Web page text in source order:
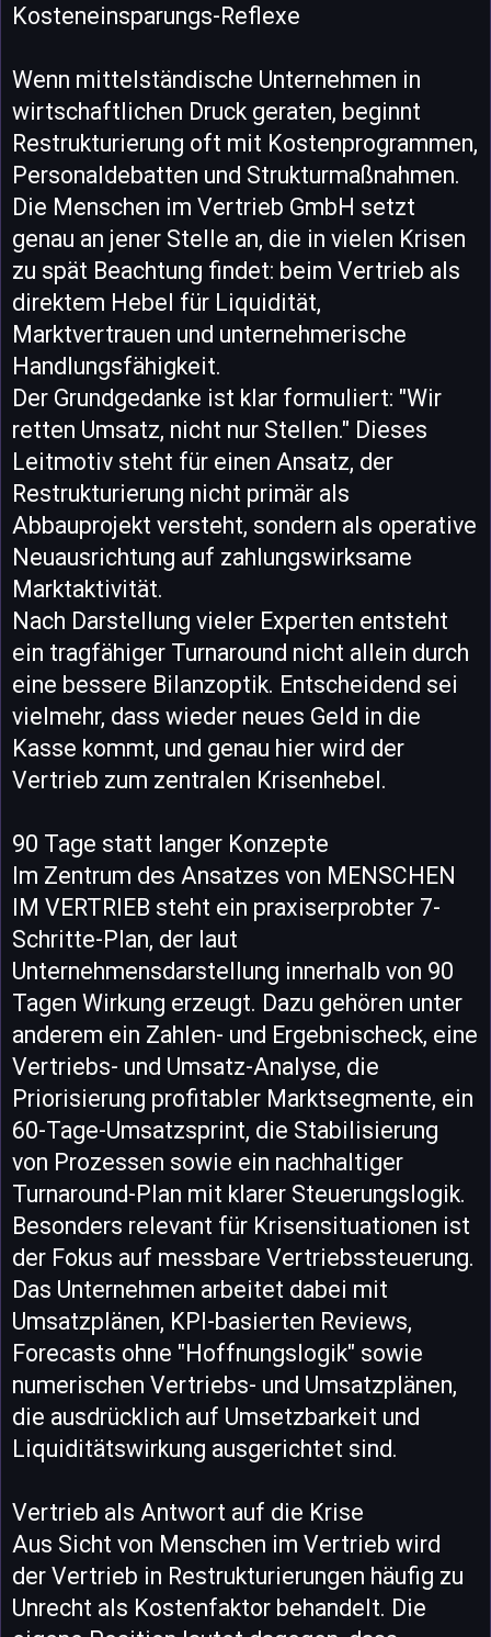
Kosteneinsparungs-Reflexe
Wenn mittelständische Unternehmen in
wirtschaftlichen Druck geraten, beginnt
Restrukturierung oft mit Kostenprogrammen,
Personaldebatten und Strukturmaßnahmen.
Die Menschen im Vertrieb GmbH setzt
genau an jener Stelle an, die in vielen Krisen
zu spät Beachtung findet: beim Vertrieb als
direktem Hebel für Liquidität,
Marktvertrauen und unternehmerische
Handlungsfähigkeit.
Der Grundgedanke ist klar formuliert: "Wir
retten Umsatz, nicht nur Stellen." Dieses
Leitmotiv steht für einen Ansatz, der
Restrukturierung nicht primär als
Abbauprojekt versteht, sondern als operative
Neuausrichtung auf zahlungswirksame
Marktaktivität.
Nach Darstellung vieler Experten entsteht
ein tragfähiger Turnaround nicht allein durch
eine bessere Bilanzoptik. Entscheidend sei
vielmehr, dass wieder neues Geld in die
Kasse kommt, und genau hier wird der
Vertrieb zum zentralen Krisenhebel.
90 Tage statt langer Konzepte
Im Zentrum des Ansatzes von MENSCHEN
IM VERTRIEB steht ein praxiserprobter 7-
Schritte-Plan, der laut
Unternehmensdarstellung innerhalb von 90
Tagen Wirkung erzeugt. Dazu gehören unter
anderem ein Zahlen- und Ergebnischeck, eine
Vertriebs- und Umsatz-Analyse, die
Priorisierung profitabler Marktsegmente, ein
60-Tage-Umsatzsprint, die Stabilisierung
von Prozessen sowie ein nachhaltiger
Turnaround-Plan mit klarer Steuerungslogik.
Besonders relevant für Krisensituationen ist
der Fokus auf messbare Vertriebssteuerung.
Das Unternehmen arbeitet dabei mit
Umsatzplänen, KPI-basierten Reviews,
Forecasts ohne "Hoffnungslogik" sowie
numerischen Vertriebs- und Umsatzplänen,
die ausdrücklich auf Umsetzbarkeit und
Liquiditätswirkung ausgerichtet sind.
Vertrieb als Antwort auf die Krise
Aus Sicht von Menschen im Vertrieb wird
der Vertrieb in Restrukturierungen häufig zu
Unrecht als Kostenfaktor behandelt. Die